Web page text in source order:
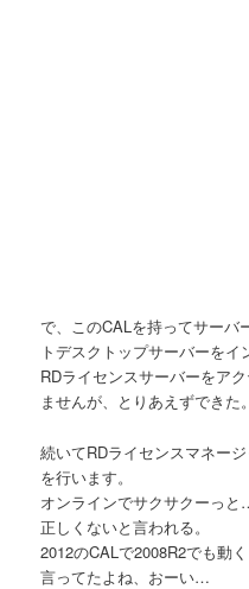
で、このCALを持ってサーバ
トデスクトップサーバーをイ
RDライセンスサーバーをア
ませんが、とりあえずできた。
続いてRDライセンスマネー
を行います。
オンラインでサクサクーっ
正しくないと言われる。
2012のCALで2008R2でも動
言ってたよね、おーい…